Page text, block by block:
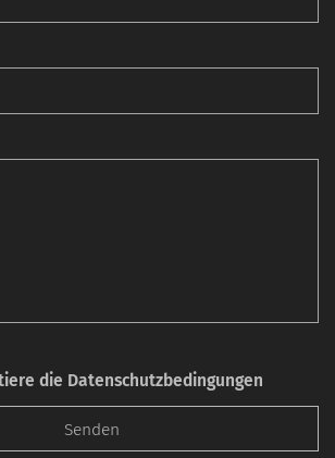
die Datenschutzbedingungen